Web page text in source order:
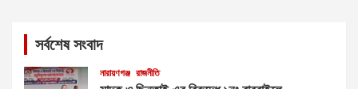
সর্বশেষ সংবাদ
নারায়ণগঞ্জ রাজনীতি